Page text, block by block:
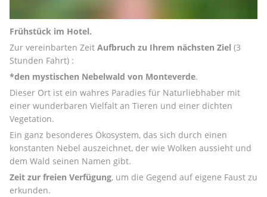
Frühstück im Hotel.
Zur vereinbarten Zeit Aufbruch zu Ihrem nächsten Ziel (3
Stunden Fahrt) :
*den mystischen Nebelwald von Monteverde.
Dieser Ort ist ein wahres Paradies für Naturliebhaber mit
einer wunderbaren Vielfalt an Tieren und einer dichten
Vegetation.
Ein ganz besonderes Ökosystem, das sich durch einen
konstanten Nebel auszeichnet, der wie Wolken aussieht und
dem Wald seinen Namen gibt.
Zeit zur freien Verfügung, um die Gegend auf eigene Faust zu
erkunden.